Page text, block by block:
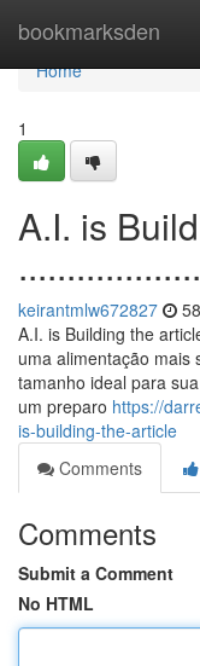
bookmarksden
Home
Home
1
A.I. is
keirantmlw672827
A.I. is Building the
uma alimentação mais
tamanho ideal para
um preparo https://
is-building-the-article
Comments
Comments
Submit a Comment
No HTML